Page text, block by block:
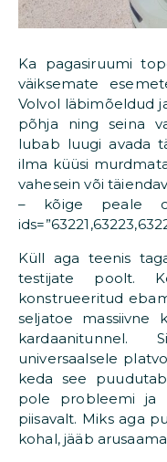
Ka pagasiruumi
väiksemate
Volvol läbimõeldud
põhja ning seina
lubab luugi avada
ilma küüsi
vahesein või
– kõige peale
Küll aga teenis
testijate poolt.
konstrueeritud
seljatoe massiivne
universaalsele
keda see
pole probleemi ja
piisavalt. Miks aga
kohal, jääb